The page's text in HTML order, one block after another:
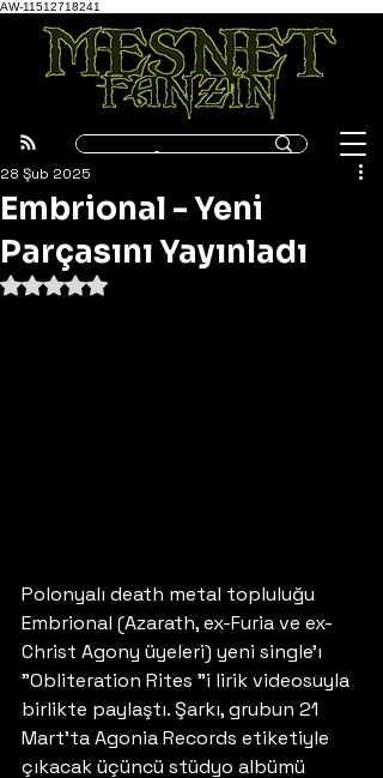
AW-11512718241
Embrional - Yeni
Parçasını Yayınladı
28 Şub 2025
5 üzerinden NaN yıldız
Polonyalı death metal topluluğu
Embrional (Azarath, ex-Furia ve ex-
Christ Agony üyeleri) yeni single'ı
"Obliteration Rites "i lirik videosuyla
birlikte paylaştı. Şarkı, grubun 21
Mart'ta Agonia Records etiketiyle
çıkacak üçüncü stüdyo albümü